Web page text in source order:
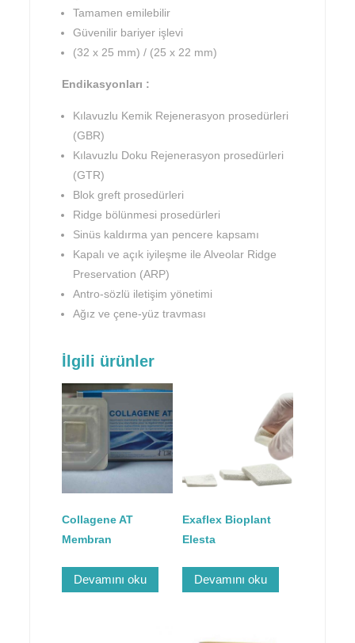
Tamamen emilebilir
Güvenilir bariyer işlevi
(32 x 25 mm) / (25 x 22 mm)
Endikasyonları :
Kılavuzlu Kemik Rejenerasyon prosedürleri
(GBR)
Kılavuzlu Doku Rejenerasyon prosedürleri
(GTR)
Blok greft prosedürleri
Ridge bölünmesi prosedürleri
Sinüs kaldırma yan pencere kapsamı
Kapalı ve açık iyileşme ile Alveolar Ridge
Preservation (ARP)
Antro-sözlü iletişim yönetimi
Ağız ve çene-yüz travması
İlgili ürünler
Collagene AT
Membran
Devamını oku
Exaflex Bioplant
Elesta
Devamını oku